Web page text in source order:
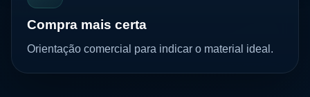
Compra mais certa
Orientação comercial para indicar o material ideal.